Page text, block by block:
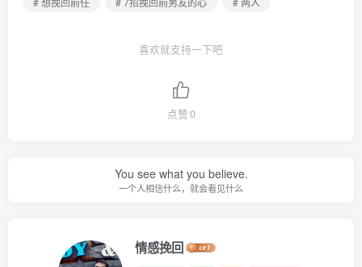
喜欢就支持一下吧
点赞0
You see what you believe.
一个人相信什么，就会看见什么
情感挽回